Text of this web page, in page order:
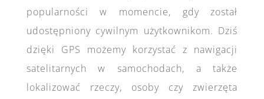
popularności w momencie, gdy został
udostępniony cywilnym użytkownikom. Dziś
dzięki GPS możemy korzystać z nawigacji
satelitarnych w samochodach, a także
lokalizować rzeczy, osoby czy zwierzęta